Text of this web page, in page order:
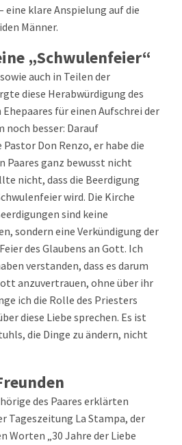
eine klare Anspielung auf die
Männer.
„Schwulenfeier“
auch in Teilen der
diese Herabwürdigung des
für einen Aufschrei der
noch besser: Darauf
Don Renzo, er habe die
Paares ganz bewusst nicht
nicht, dass die Beerdigung
wird. Die Kirche
sind keine
sondern eine Verkündigung der
des Glaubens an Gott. Ich
verstanden, dass es darum
anzuvertrauen, ohne über ihr
ich die Rolle des Priesters
diese Liebe sprechen. Es ist
die Dinge zu ändern, nicht
des Paares erklärten
Tageszeitung La Stampa, der
Worten „30 Jahre der Liebe